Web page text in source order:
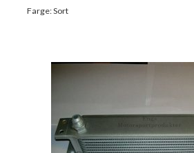
Farge: Sort